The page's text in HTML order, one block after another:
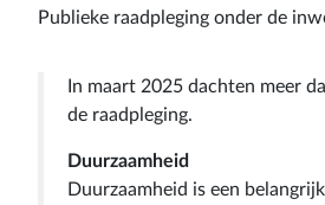
Publieke raadpleging onder de
In maart 2025 dachten meer
de raadpleging.
Duurzaamheid
Duurzaamheid is een